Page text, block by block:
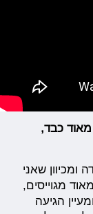
כבד,
ומכיוון שאני
מגוייסים,
הגיעה